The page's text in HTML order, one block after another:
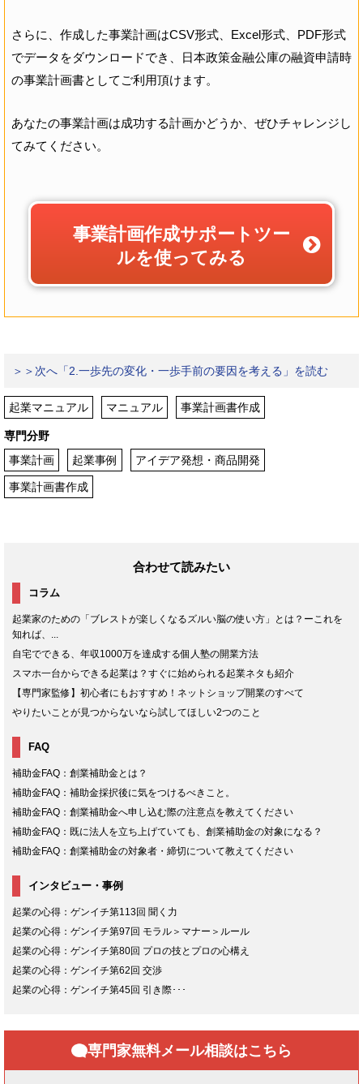
さらに、作成した事業計画はCSV形式、Excel形式、PDF形式
でデータをダウンロードでき、日本政策金融公庫の融資申請時
の事業計画書としてご利用頂けます。
あなたの事業計画は成功する計画かどうか、ぜひチャレンジし
てみてください。
事業計画作成サポートツー
ルを使ってみる
＞＞次へ「2.一歩先の変化・一歩手前の要因を考える」を読む
起業マニュアル マニュアル 事業計画書作成
専門分野
事業計画
起業事例 アイデア発想・商品開発
事業計画書作成
合わせて読みたい
コラム
起業家のための「ブレストが楽しくなるズルい脳の使い方」とは？ーこれを
知れば、...
自宅でできる、年収1000万を達成する個人塾の開業方法
スマホ一台からできる起業は？すぐに始められる起業ネタも紹介
【専門家監修】初心者にもおすすめ！ネットショップ開業のすべて
やりたいことが見つからないなら試してほしい2つのこと
FAQ
補助金FAQ：創業補助金とは？
補助金FAQ：補助金採択後に気をつけるべきこと。
補助金FAQ：創業補助金へ申し込む際の注意点を教えてください
補助金FAQ：既に法人を立ち上げていても、創業補助金の対象になる？
補助金FAQ：創業補助金の対象者・締切について教えてください
インタビュー・事例
起業の心得：ゲンイチ第113回 聞く力
起業の心得：ゲンイチ第97回 モラル＞マナー＞ルール
起業の心得：ゲンイチ第80回 プロの技とプロの心構え
起業の心得：ゲンイチ第62回 交渉
起業の心得：ゲンイチ第45回 引き際･･･
専門家無料メール相談はこちら